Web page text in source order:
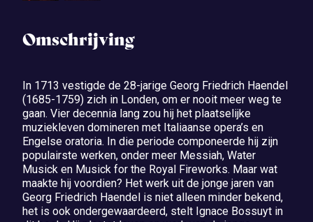
Omschrijving
In 1713 vestigde de 28-jarige Georg Friedrich Haendel
(1685-1759) zich in Londen, om er nooit meer weg te
gaan. Vier decennia lang zou hij het plaatselijke
muziekleven domineren met Italiaanse opera’s en
Engelse oratoria. In die periode componeerde hij zijn
populairste werken, onder meer Messiah, Water
Musick en Musick for the Royal Fireworks. Maar wat
maakte hij voordien? Het werk uit de jonge jaren van
Georg Friedrich Haendel is niet alleen minder bekend,
het is ook ondergewaardeerd, stelt Ignace Bossuyt in